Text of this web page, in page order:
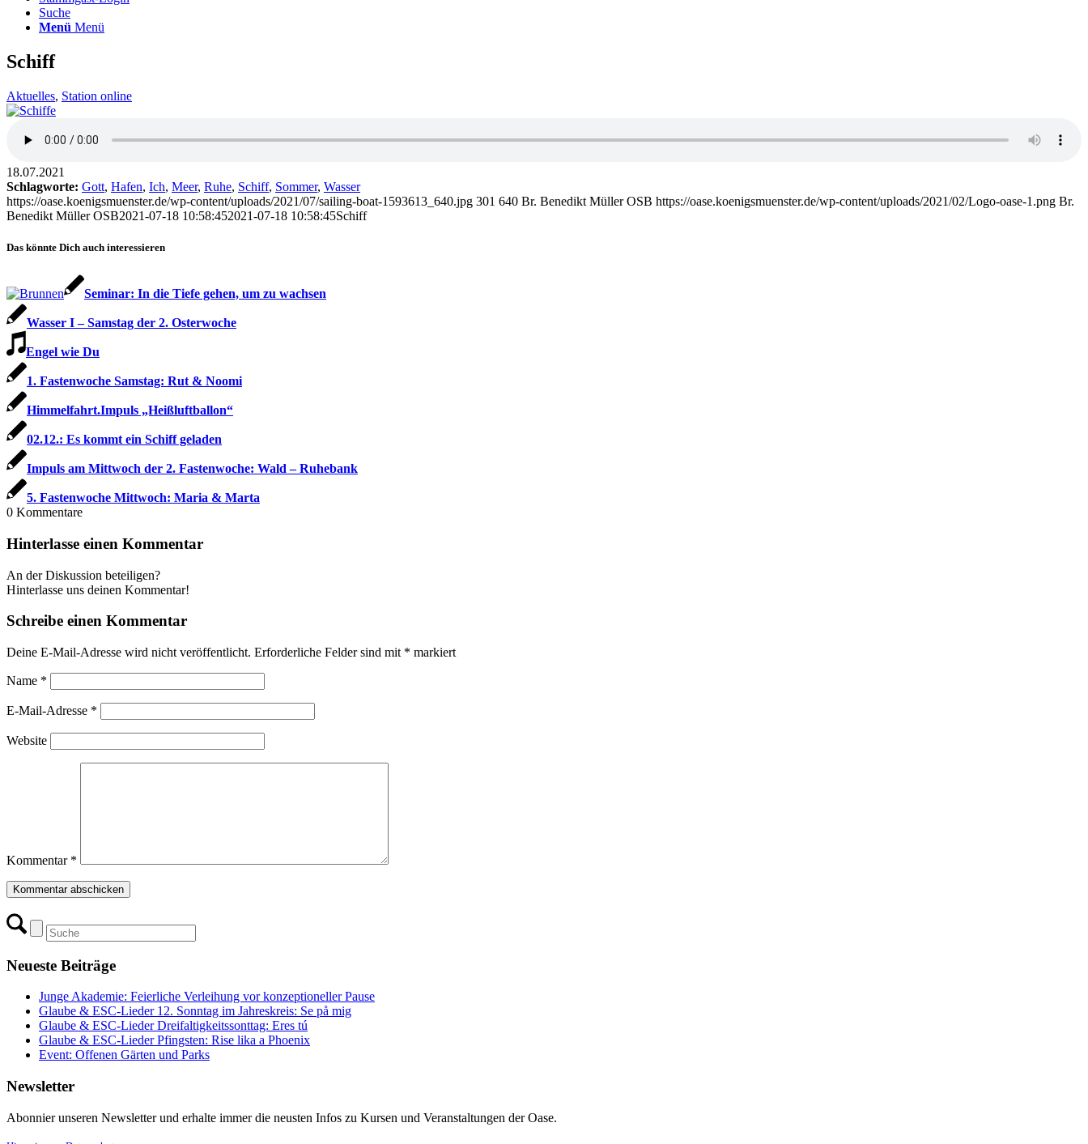
Suche
Menü Menü
Schiff
Aktuelles, Station online
18.07.2021
Schlagworte: Gott, Hafen, Ich, Meer, Ruhe, Schiff, Sommer, Wasser
https://oase.koenigsmuenster.de/wp-content/uploads/2021/07/sailing-boat-1593613_640.jpg 301 640 Br. Benedikt Müller OSB https://oase.koenigsmuenster.de/wp-content/uploads/2021/02/Logo-oase-1.png Br.
Benedikt Müller OSB2021-07-18 10:58:452021-07-18 10:58:45Schiff
Das könnte Dich auch interessieren
Seminar: In die Tiefe gehen, um zu wachsen
Wasser I – Samstag der 2. Osterwoche
Engel wie Du
1. Fastenwoche Samstag: Rut & Noomi
Himmelfahrt.Impuls „Heißluftballon“
02.12.: Es kommt ein Schiff geladen
Impuls am Mittwoch der 2. Fastenwoche: Wald – Ruhebank
5. Fastenwoche Mittwoch: Maria & Marta
0 Kommentare
Hinterlasse einen Kommentar
An der Diskussion beteiligen?
Hinterlasse uns deinen Kommentar!
Schreibe einen Kommentar
Deine E-Mail-Adresse wird nicht veröffentlicht. Erforderliche Felder sind mit * markiert
Name *
E-Mail-Adresse *
Website
Kommentar *
Neueste Beiträge
Junge Akademie: Feierliche Verleihung vor konzeptioneller Pause
Glaube & ESC-Lieder 12. Sonntag im Jahreskreis: Se på mig
Glaube & ESC-Lieder Dreifaltigkeitssonttag: Eres tú
Glaube & ESC-Lieder Pfingsten: Rise lika a Phoenix
Event: Offenen Gärten und Parks
Newsletter
Abonnier unseren Newsletter und erhalte immer die neusten Infos zu Kursen und Veranstaltungen der Oase.